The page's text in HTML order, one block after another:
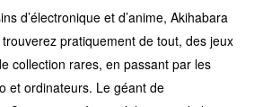
d’électronique et d’anime, Akihabara
pratiquement de tout, des jeux
collection rares, en passant par les
et ordinateurs. Le géant de